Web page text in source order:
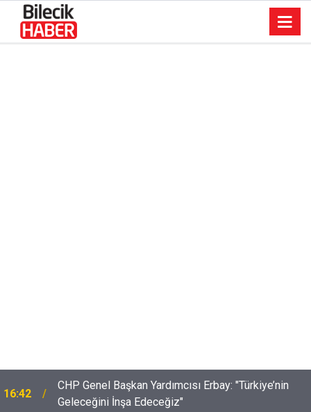
16:18 Söğüt Dijital Müzesi'nde Sona Doğru